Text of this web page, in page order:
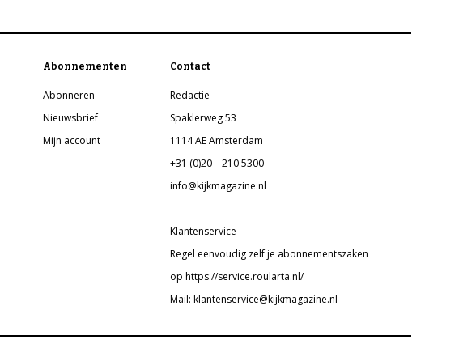
Abonnementen
Abonneren
Nieuwsbrief
Mijn account
Contact
Redactie
Spaklerweg 53
1114 AE Amsterdam
+31 (0)20 – 210 5300
info@kijkmagazine.nl
Klantenservice
Regel eenvoudig zelf je abonnementszaken
op https://service.roularta.nl/
Mail: klantenservice@kijkmagazine.nl